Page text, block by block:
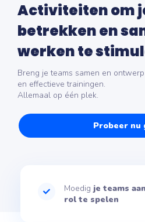
Activiteiten om
betrekken en
werken te
Breng je teams samen en
en effectieve trainingen.
Allemaal op één plek.
Probeer nu
Moedig je teams
rol te spelen